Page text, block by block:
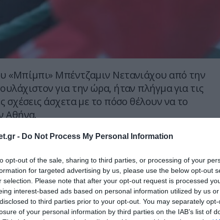
- Do Not Process My Personal Information
opt-out of the sale, sharing to third parties, or processing of your
for targeted advertising by us, please use the below opt-out
selection. Please note that after your opt-out request is processed
interest-based ads based on personal information utilized by us
to third parties prior to your opt-out. You may separately
of your personal information by third parties on the IAB’s list of
«Μπίμπι» Μπέντζαμιν Νετανιάχου από την
για την ώρα, ήταν πλήγμα για τις
σχέσεις άσχετα με το πόσο θέλουν να το
Αθήνα.
απεχθάνεται τον Τούρκο
της παραμικής επανπροσέγγισης
Τουρκίας.
πονηροί την Πέμπτη το πρωί επέστρεψαν
Ισραηλινούς τουρίστες που